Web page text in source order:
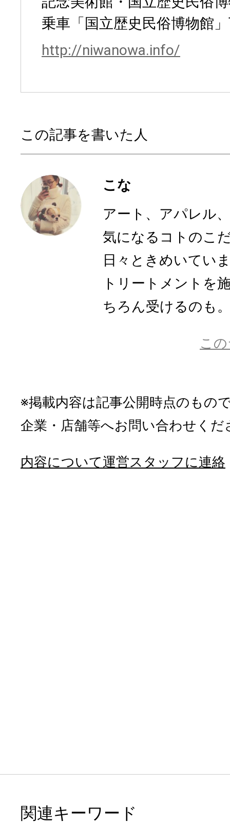
乗車「国立歴史民俗博物館
http://niwanowa.info/
この記事を書いた人
こな
アート、アパレル
気になるコトのこ
日々ときめいてい
トリートメントを
ちろん受けるのも
こ
※掲載内容は記事公開時点のもの
企業・店舗等へお問い合わせくだ
内容について運営スタッフに連絡
関連キーワード